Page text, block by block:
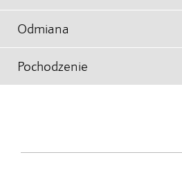
Odmiana
Pochodzenie